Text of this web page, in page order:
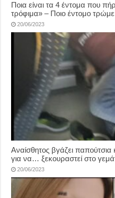
Ποια είναι τα 4 έντομα που
τρόφιμα» – Ποιο έντομο
20/06/2023
Αναίσθητος βγάζει παπούτσια
για να… ξεκουραστεί στο
20/06/2023